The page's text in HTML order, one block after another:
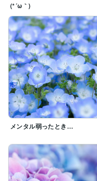
(*´ω｀)
メンタル弱ったとき…